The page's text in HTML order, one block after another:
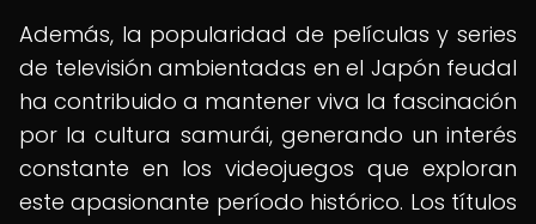
Además, la popularidad de películas y series
de televisión ambientadas en el Japón feudal
ha contribuido a mantener viva la fascinación
por la cultura samurái, generando un interés
constante en los videojuegos que exploran
este apasionante período histórico. Los títulos